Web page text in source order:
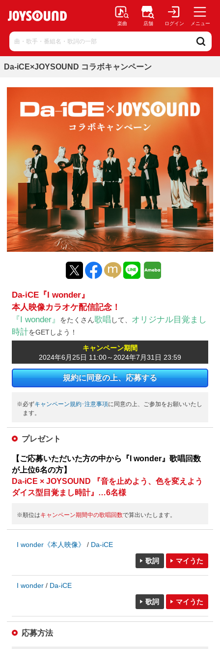
楽曲 店舗 ログイン メニュー
Da-iCE×JOYSOUND コラボキャンペーン
Da-iCE『I wonder』
本人映像カラオケ配信記念！
『I wonder』
をたくさん歌唱 して、 オリジナル目覚まし
時計をGETしよう！
キャンペーン期間
2024年6月25日 11:00～2024年7月31日 23:59
規約に同意の上、応募する
※必ずキャンペーン規約･注意事項に同意の上、ご参加をお願いいたし
ます。
プレゼント
【ご応募いただいた方の中から『I wonder』歌唱回数
が上位6名の方】
Da-iCE × JOYSOUND 『音を止めよう、色を変えよう
ダイス型目覚まし時計』…6名様
※順位はキャンペーン期間中の歌唱回数で算出いたします。
I wonder《本人映像》 Da-iCE
歌詞 マイうた
I wonder Da-iCE
歌詞 マイうた
応募方法